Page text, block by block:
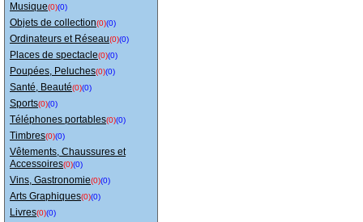
Musique(0)(0)
Objets de collection(0)(0)
Ordinateurs et Réseau(0)(0)
Places de spectacle(0)(0)
Poupées, Peluches(0)(0)
Santé, Beauté(0)(0)
Sports(0)(0)
Téléphones portables(0)(0)
Timbres(0)(0)
Vêtements, Chaussures et
Accessoires(0)(0)
Vins, Gastronomie(0)(0)
Arts Graphiques(0)(0)
Livres(0)(0)